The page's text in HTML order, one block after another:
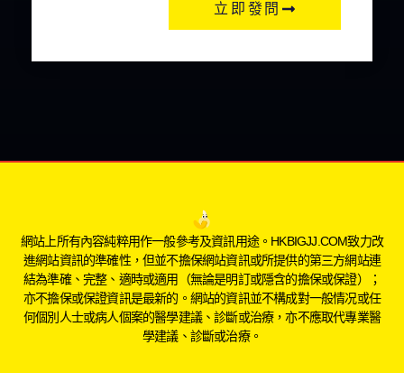
立即發問
網站上所有內容純粹用作一般參考及資訊用途。HKBIGJJ.COM致力改
進網站資訊的準確性，但並不擔保網站資訊或所提供的第三方網站連
結為準確、完整、適時或適用（無論是明訂或隱含的擔保或保證）；
亦不擔保或保證資訊是最新的。網站的資訊並不構成對一般情况或任
何個別人士或病人個案的醫學建議、診斷或治療，亦不應取代專業醫
學建議、診斷或治療。